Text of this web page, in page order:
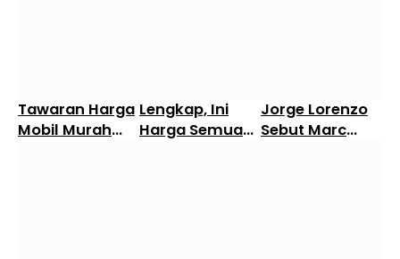
Tawaran Harga
Mobil Murah
Lengkap, Ini
Harga Semua
Jorge Lorenzo
Sebut Marc